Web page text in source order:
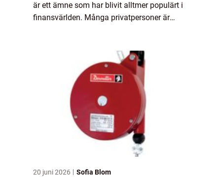
är ett ämne som har blivit alltmer populärt i
finansvärlden. Många privatpersoner är
20 juni 2026 Sofia Blom